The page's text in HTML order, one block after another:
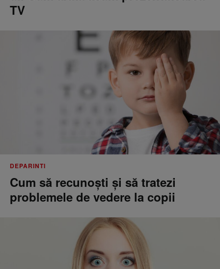
TV
DEPARINTI
Cum să recunoști și să tratezi
problemele de vedere la copii